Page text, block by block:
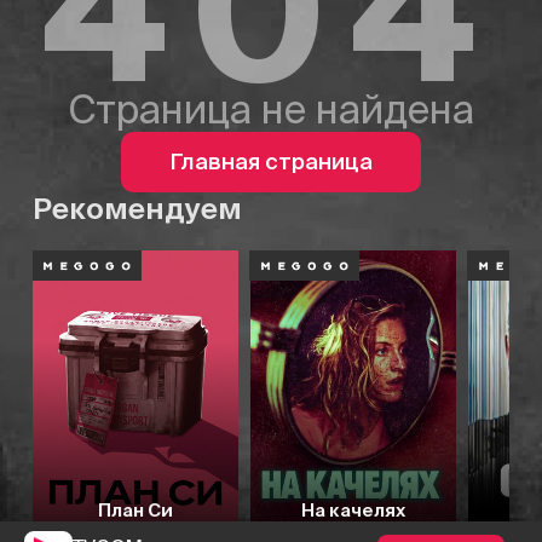
Страница не найдена
Главная страница
Рекомендуем
План Си На качелях